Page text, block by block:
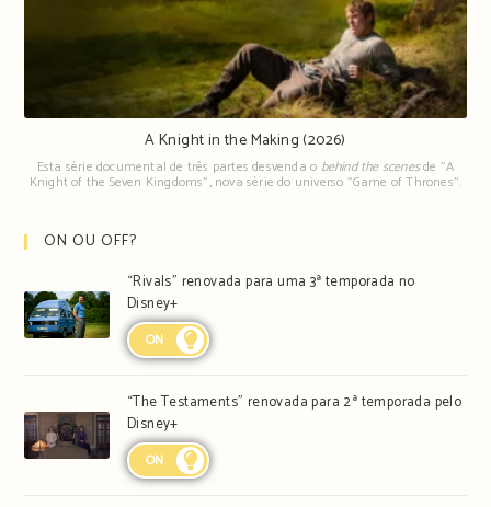
A Knight in the Making (2026)
Esta série documental de três partes desvenda o behind the scenesde "A
Knight of the Seven Kingdoms", nova série do universo "Game of Thrones".
ON OU OFF?
“Rivals” renovada para uma 3ª temporada no
Disney+
ON
“The Testaments” renovada para 2ª temporada pelo
Disney+
ON